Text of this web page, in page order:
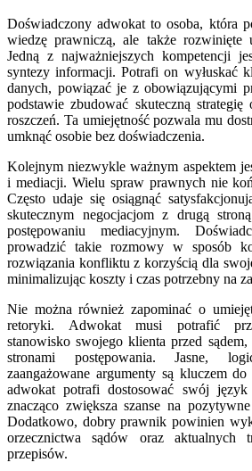
Doświadczony adwokat to osoba, która
wiedzę prawniczą, ale także rozwinięte
Jedną z najważniejszych kompetencji
syntezy informacji. Potrafi on wyłuskać
danych, powiązać je z obowiązującymi
podstawie zbudować skuteczną
roszczeń. Ta umiejętność pozwala mu
umknąć osobie bez doświadczenia.
Kolejnym niezwykle ważnym aspektem
i mediacji. Wielu spraw prawnych nie
Często udaje się osiągnąć
skutecznym negocjacjom z drugą
postępowaniu mediacyjnym.
prowadzić takie rozmowy w sposób
rozwiązania konfliktu z korzyścią dla
minimalizując koszty i czas potrzebny na
Nie można również zapominać o
retoryki. Adwokat musi potrafić
stanowisko swojego klienta przed
stronami postępowania. Jasne,
zaangażowane argumenty są kluczem
adwokat potrafi dostosować swój
znacząco zwiększa szanse na
Dodatkowo, dobry prawnik powinien
orzecznictwa sądów oraz aktualnych
przepisów.